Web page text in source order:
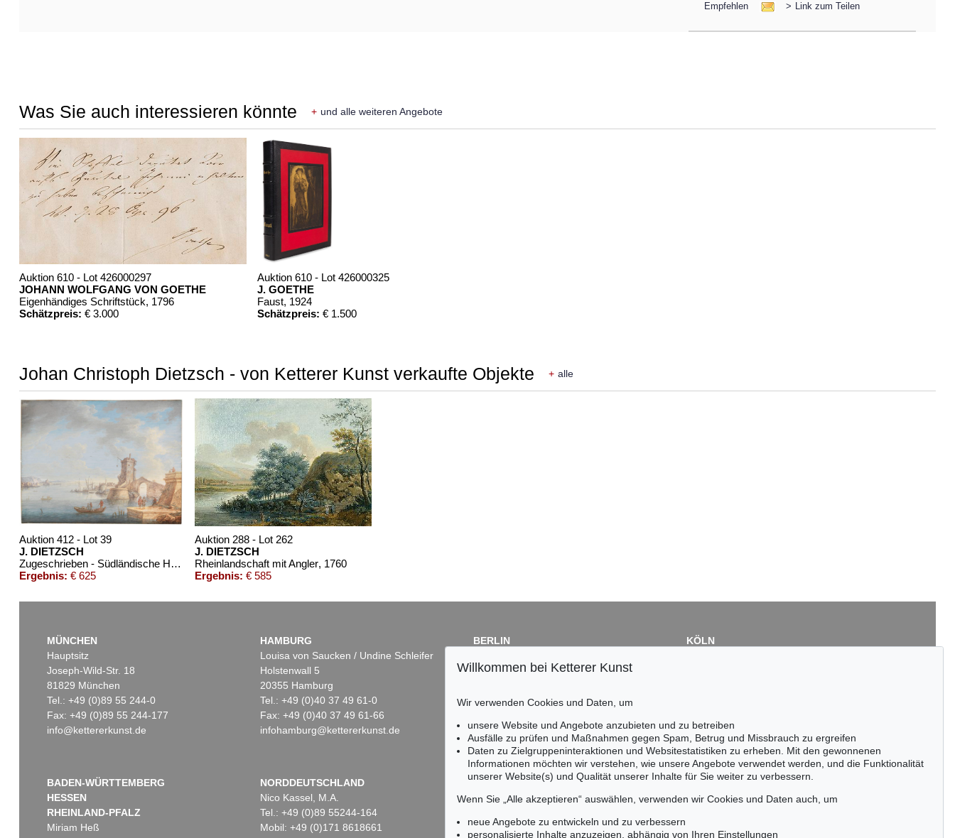
Empfehlen > Link zum Teilen
Was Sie auch interessieren könnte + und alle weiteren Angebote
Auktion 610 - Lot 426000297
JOHANN WOLFGANG VON GOETHE
Eigenhändiges Schriftstück, 1796
Schätzpreis: € 3.000
Auktion 610 - Lot 426000325
J. GOETHE
Faust, 1924
Schätzpreis: € 1.500
Johan Christoph Dietzsch - von Ketterer Kunst verkaufte Objekte + alle
Auktion 412 - Lot 39
J. DIETZSCH
Zugeschrieben - Südländische Hafenlandschaft
Ergebnis: € 625
Auktion 288 - Lot 262
J. DIETZSCH
Rheinlandschaft mit Angler, 1760
Ergebnis: € 585
MÜNCHEN
Hauptsitz
Joseph-Wild-Str. 18
81829 München
Tel.: +49 (0)89 55 244-0
Fax: +49 (0)89 55 244-177
info@kettererkunst.de
HAMBURG
Louisa von Saucken / Undine Schleifer
Holstenwall 5
20355 Hamburg
Tel.: +49 (0)40 37 49 61-0
Fax: +49 (0)40 37 49 61-66
infohamburg@kettererkunst.de
BERLIN
Fasanenstr. 70
Tel.: +49 (0)30 88 67 53-63
infoberlin@kettererkunst.de
KÖLN
BADEN-WÜRTTEMBERG
HESSEN
RHEINLAND-PFALZ
Miriam Heß
NORDDEUTSCHLAND
Nico Kassel, M.A.
Tel.: +49 (0)89 55244-164
Mobil: +49 (0)171 8618661
Keine Auktion mehr verpassen!
Wir informieren Sie rechtzeitig.
Willkommen bei Ketterer Kunst
Wir verwenden Cookies und Daten, um
unsere Website und Angebote anzubieten und zu betreiben
Ausfälle zu prüfen und Maßnahmen gegen Spam, Betrug und Missbrauch zu ergreifen
Daten zu Zielgruppeninteraktionen und Websitestatistiken zu erheben. Mit den gewonnenen
Informationen möchten wir verstehen, wie unsere Angebote verwendet werden, und die Funktionalität
unserer Website(s) und Qualität unserer Inhalte für Sie weiter zu verbessern.
Wenn Sie „Alle akzeptieren“ auswählen, verwenden wir Cookies und Daten auch, um
neue Angebote zu entwickeln und zu verbessern
personalisierte Inhalte anzuzeigen, abhängig von Ihren Einstellungen